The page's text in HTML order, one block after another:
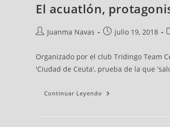
El acuatlón,
Juanma Navas julio 19, 2018
Organizado por el club Tridingo Team
'Ciudad de Ceuta', prueba de la que
Continuar Leyendo